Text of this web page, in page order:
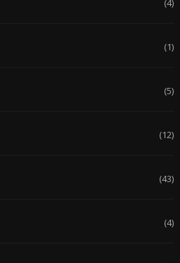
(4)
(1)
(5)
(12)
(43)
(4)